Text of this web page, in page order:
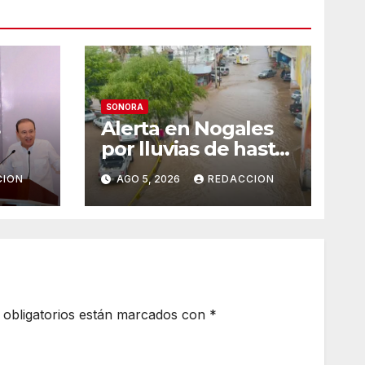
SONORA
Alerta en Nogales
por lluvias de hasta
90%: Identifican 12
vialidades con alto
riesgo de arroyos e
AGO 5, 2026 REDACCION
están marcados con *